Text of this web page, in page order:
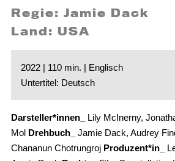
Regie: Jamie Dack
Land: USA
2022 | 110 min. | Englisch
Untertitel: Deutsch
Darsteller*innen_
Lily McInerny,
Mol Drehbuch_ Jamie Dack, Audrey
Chananun Chotrungroj Produzent*in_